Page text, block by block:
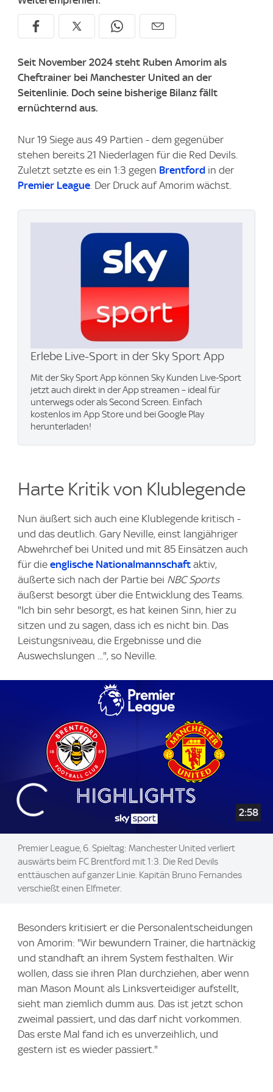
Seit November 2024 steht Ruben Amorim als
Cheftrainer bei Manchester United an der
Seitenlinie. Doch seine bisherige Bilanz fällt
ernüchternd aus.
Nur 19 Siege aus 49 Partien - dem gegenüber
stehen bereits 21 Niederlagen für die Red Devils.
Zuletzt setzte es ein 1:3 gegen Brentford in der
Premier League. Der Druck auf Amorim wächst.
Erlebe Live-Sport in der Sky Sport App
Mit der Sky Sport App können Sky Kunden Live-Sport
jetzt auch direkt in der App streamen – ideal für
unterwegs oder als Second Screen. Einfach
kostenlos im App Store und bei Google Play
herunterladen!
Harte Kritik von Klublegende
Nun äußert sich auch eine Klublegende kritisch -
und das deutlich. Gary Neville, einst langjähriger
Abwehrchef bei United und mit 85 Einsätzen auch
für die englische Nationalmannschaft aktiv,
äußerte sich nach der Partie bei NBC Sports
äußerst besorgt über die Entwicklung des Teams.
"Ich bin sehr besorgt, es hat keinen Sinn, hier zu
sitzen und zu sagen, dass ich es nicht bin. Das
Leistungsniveau, die Ergebnisse und die
Auswechslungen ...", so Neville.
2:58
Premier League, 6. Spieltag: Manchester United verliert
auswärts beim FC Brentford mit 1:3. Die Red Devils
enttäuschen auf ganzer Linie. Kapitän Bruno Fernandes
verschießt einen Elfmeter.
Besonders kritisiert er die Personalentscheidungen
von Amorim: "Wir bewundern Trainer, die hartnäckig
und standhaft an ihrem System festhalten. Wir
wollen, dass sie ihren Plan durchziehen, aber wenn
man Mason Mount als Linksverteidiger aufstellt,
sieht man ziemlich dumm aus. Das ist jetzt schon
zweimal passiert, und das darf nicht vorkommen.
Das erste Mal fand ich es unverzeihlich, und
gestern ist es wieder passiert."